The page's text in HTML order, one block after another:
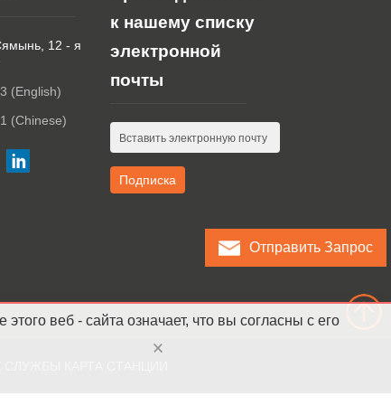
12 - я
(English)
(Chinese)
к нашему списку
электронной
почты
веб - сайта означает, что вы согласны с его
Отправить Запрос